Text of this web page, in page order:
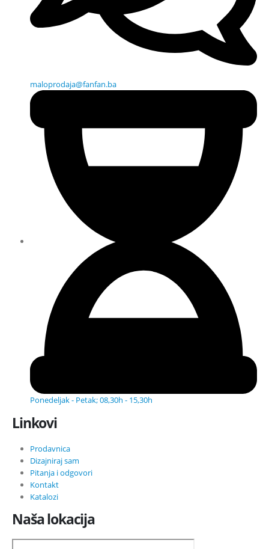
maloprodaja@fanfan.ba
Ponedeljak - Petak; 08,30h - 15,30h
Linkovi
Prodavnica
Dizajniraj sam
Pitanja i odgovori
Kontakt
Katalozi
Naša lokacija